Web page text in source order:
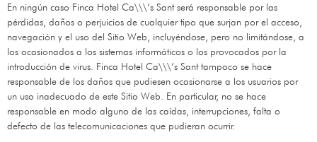
En ningún caso Finca Hotel Ca\\\’s Santserá responsable por las
pérdidas, daños o perjuicios de cualquier tipo que surjan por el acceso,
navegación y el uso del Sitio Web, incluyéndose, pero no limitándose, a
los ocasionados a los sistemas informáticos o los provocados por la
introducción de virus. Finca Hotel Ca\\\’s Santtampoco se hace
responsable de los daños que pudiesen ocasionarse a los usuarios por
un uso inadecuado de este Sitio Web. En particular, no se hace
responsable en modo alguno de las caídas, interrupciones, falta o
defecto de las telecomunicaciones que pudieran ocurrir.